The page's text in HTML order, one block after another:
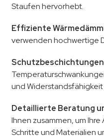
Staufen hervorhebt.
Effiziente
verwenden hochwertige
und Widerstandsfähigkeit
Detaillierte Beratung
Ihnen zusammen, um
Schritte und Materialien